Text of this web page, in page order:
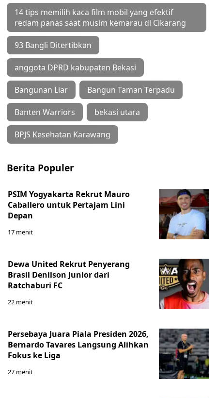
14 tips memilih kaca film mobil yang efektif
redam panas saat musim kemarau di Cikarang
93 Bangli Ditertibkan
anggota DPRD kabupaten Bekasi
Bangunan Liar Bangun Taman Terpadu
Banten Warriors bekasi utara
BPJS Kesehatan Karawang
Berita Populer
PSIM Yogyakarta Rekrut Mauro
Caballero untuk Pertajam Lini
Depan
17 menit
Dewa United Rekrut Penyerang
Brasil Denilson Junior dari
Ratchaburi FC
22 menit
Persebaya Juara Piala Presiden 2026,
Bernardo Tavares Langsung Alihkan
Fokus ke Liga
27 menit